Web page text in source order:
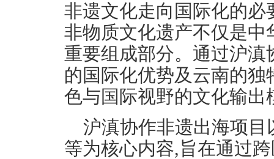
非遗文化走向国际化的必
非物质文化遗产不仅是
重要组成部分。通过沪
的国际化优势及云南的
色与国际视野的文化输出
沪滇协作非遗出海项
等为核心内容,旨在通过